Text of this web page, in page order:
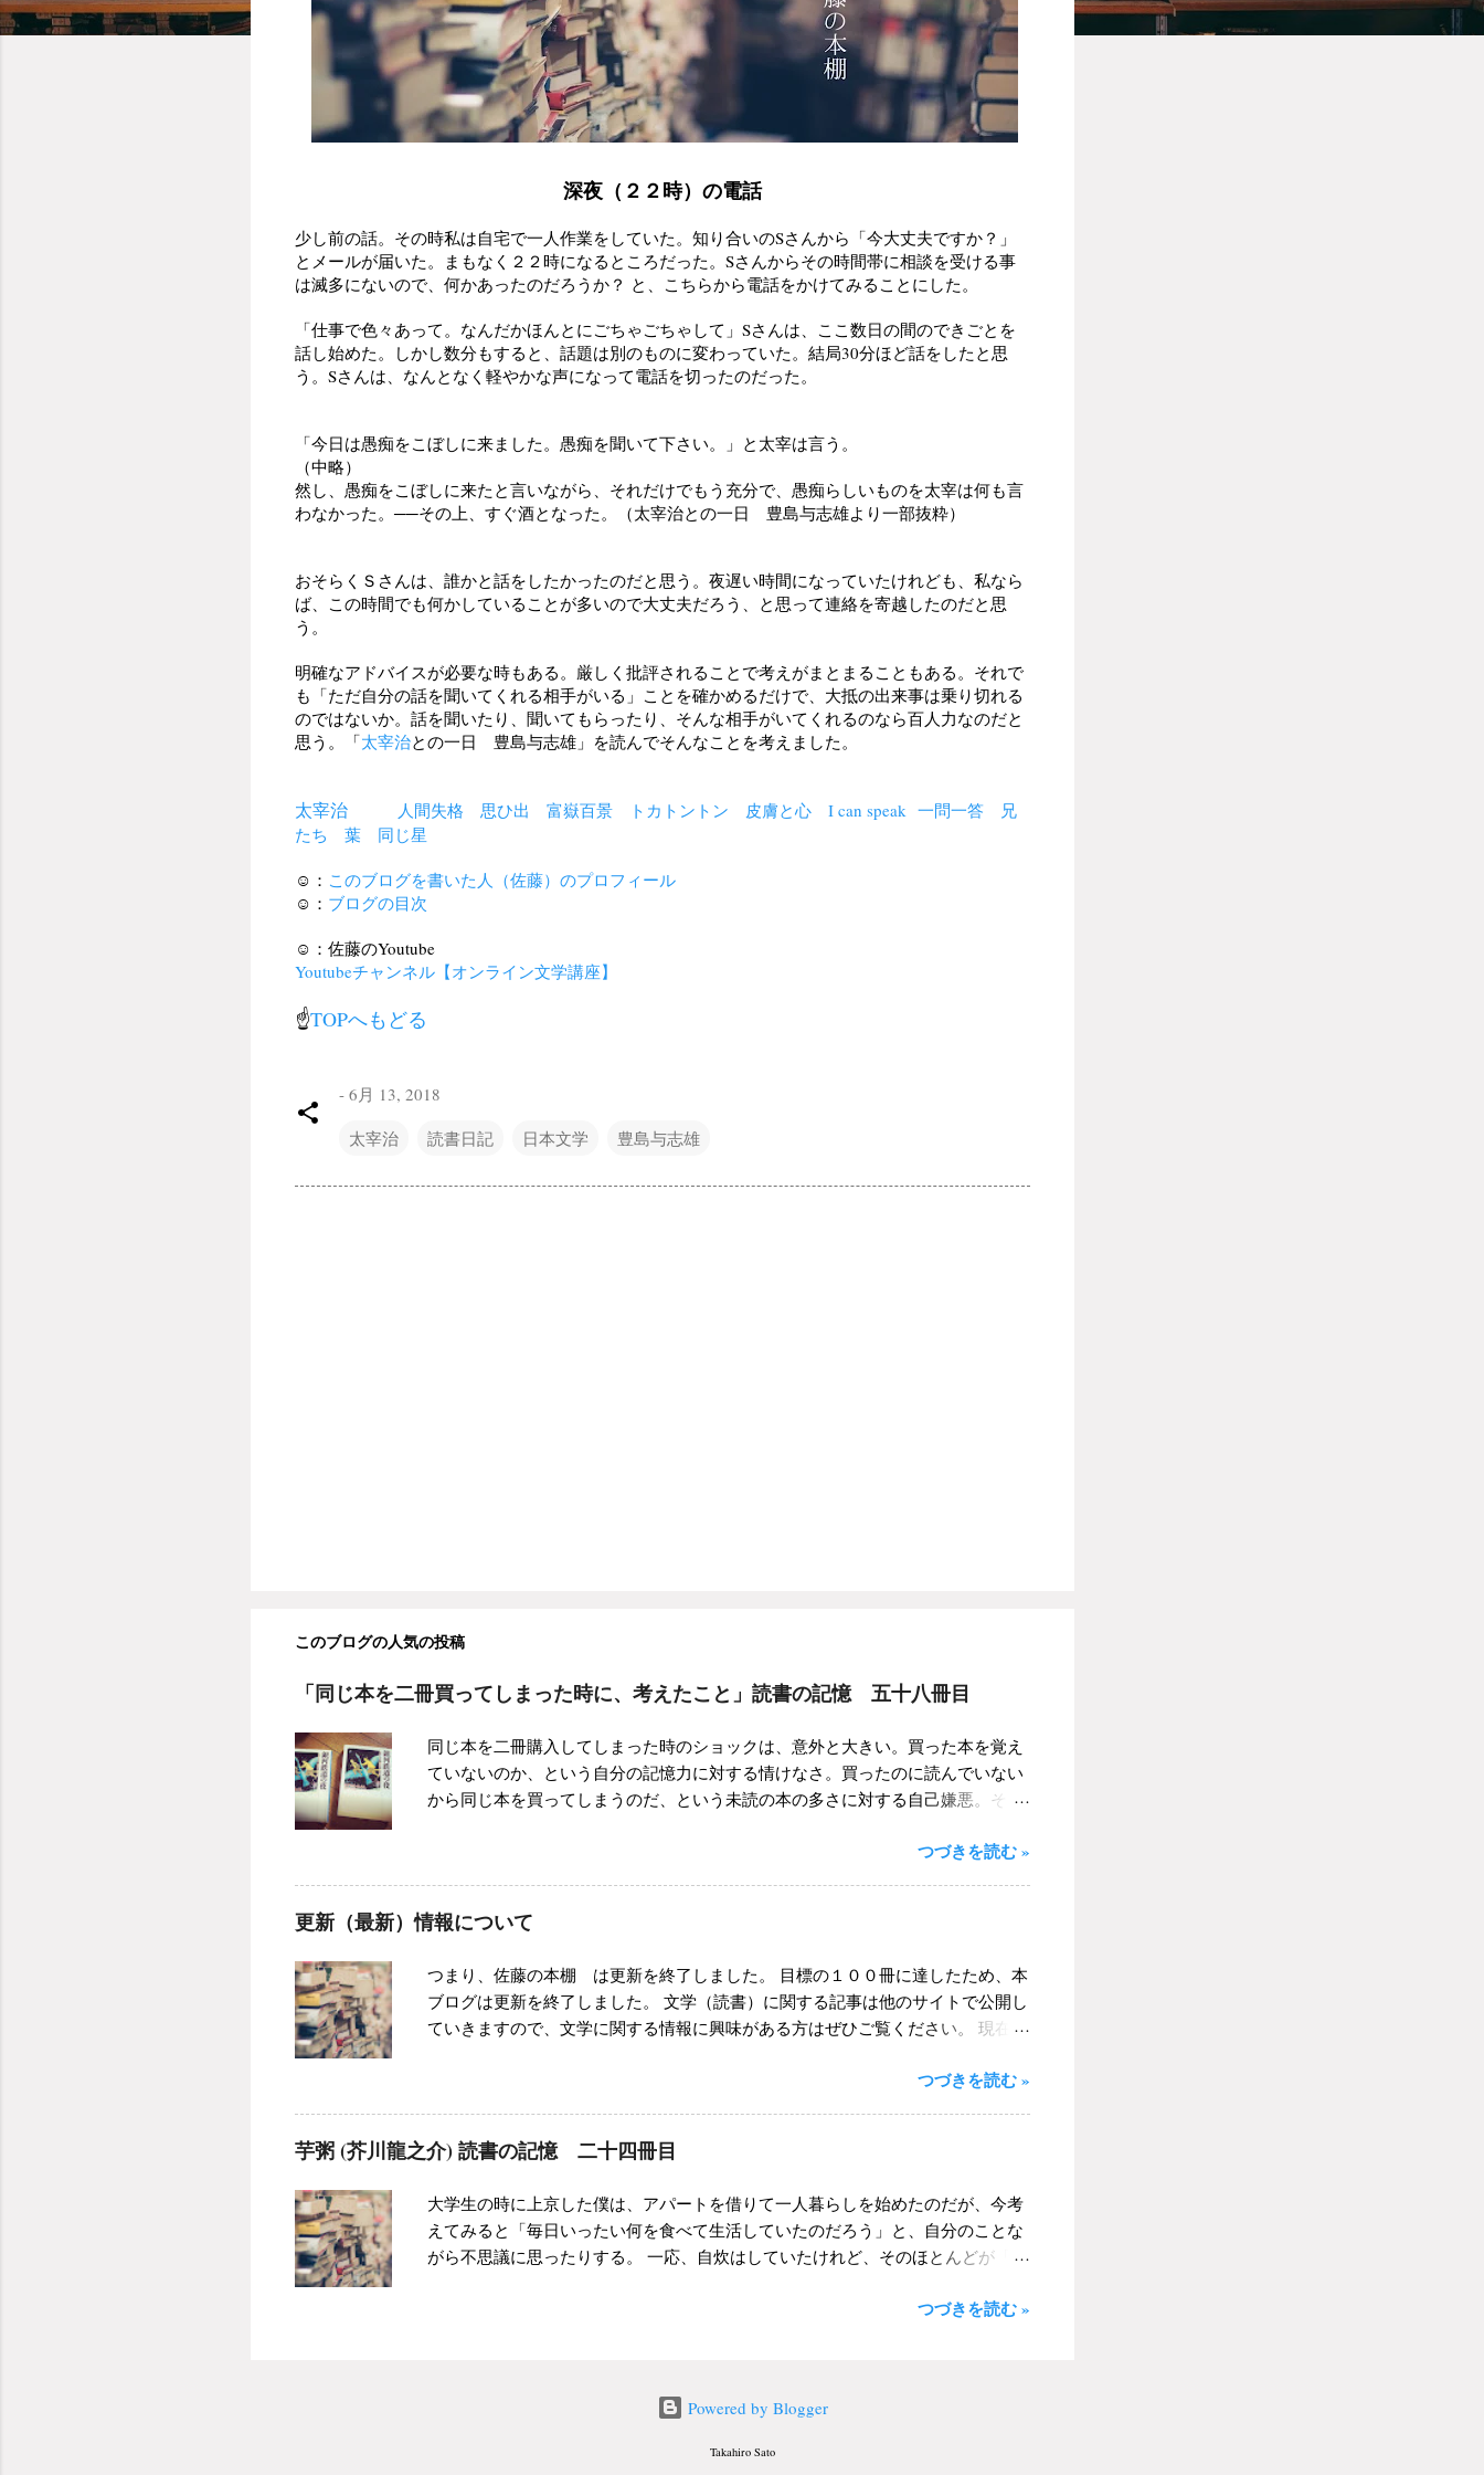
深夜（２２時）の電話
少し前の話。その時私は自宅で一人作業をしていた。知り合いのSさんから「今大丈夫ですか？」
とメールが届いた。まもなく２２時になるところだった。Sさんからその時間帯に相談を受ける事
は滅多にないので、何かあったのだろうか？ と、こちらから電話をかけてみることにした。
「仕事で色々あって。なんだかほんとにごちゃごちゃして」 Sさんは、ここ数日の間のできごとを
話し始めた。しかし数分もすると、話題は別のものに変わっていた。結局30分ほど話をしたと思
う。Sさんは、なんとなく軽やかな声になって電話を切ったのだった。
「今日は愚痴をこぼしに来ました。愚痴を聞いて下さい。」と太宰は言う。
（中略）
然し、愚痴をこぼしに来たと言いながら、それだけでもう充分で、愚痴らしいものを太宰は何も言
わなかった。──その上、すぐ酒となった。
（太宰治との一日 豊島与志雄より一部抜粋）
おそらくＳさんは、誰かと話をしたかったのだと思う。夜遅い時間になっていたけれども、私なら
ば、この時間でも何かしていることが多いので大丈夫だろう、と思って連絡を寄越したのだと思
う。
明確なアドバイスが必要な時もある。厳しく批評されることで考えがまとまることもある。それで
も「ただ自分の話を聞いてくれる相手がいる」ことを確かめるだけで、大抵の出来事は乗り切れる
のではないか。 話を聞いたり、聞いてもらったり、そんな相手がいてくれるのなら百人力なのだと
思う。
「太宰治との一日 豊島与志雄」を読んでそんなことを考えました。
太宰治 人間失格 思ひ出 富嶽百景 トカトントン 皮膚と心 I can speak 一問一答
兄
たち
葉 同じ星
☺： このブログを書いた人（佐藤）のプロフィール
☺： ブログの目次
☺：佐藤のYoutube
Youtubeチャンネル【オンライン文学講座】
☝TOPへもどる
- 6月 13, 2018
太宰治
読書日記 日本文学 豊島与志雄
このブログの人気の投稿
「同じ本を二冊買ってしまった時に、考えたこと」読書の記憶 五十八冊目
同じ本を二冊購入してしまった時のショックは、意外と大きい。買った本を覚え
ていないのか、という自分の記憶力に対する情けなさ。買ったのに読んでいない
から同じ本を買ってしまうのだ、という未読の本の多さに対する自己嫌悪。そも
か、と物欲の強さに対する自己批判。そんなあれこれが混ざり合って、わりと大
買った本を、古本屋で買う 大きくわけて、この二つに分類される。 １）の場合
のも束の間、自宅で同じ本を発見してダメージを受けるというパターンである。
２）の場合は「これは確か、すでに古本で購入したような気もするが・・・ま
あ、ダブッても安いからいいか」と、自分の曖昧な記憶に挑戦して破れるパター
が、古本の場合は次回の来店時まで売れ残っている保証はないので、一か八かで
勝負を挑んでしまうわけである。そして、みごとに負けてしまいダメージが蓄積
していくのである。 しかし最近では「もし売り切れても、それは縁がなかったと
ため、ほとんど同じ本を買うことはなかった。実際に、次回に来店した時に売り
切れていたとしても「仕方がない」とあっさりと諦めることもできるようになっ
てきた。 これはおそらく、年齢を重ねることで「手に入らないことによる悲しみ
の方が多いんだよ」と、経験から学んだ人生哲学のようなものが確立してきたか
てきたようにも感じるのだ。そう考えると、全体ではプラスマイナスでゼロにな
つづきを読む »
更新（最新）情報について
つまり、佐藤の本棚 は更新を終了しました。 目標の１００冊に達したため、本
ブログは更新を終了しました。 文学（読書）に関する記事は他のサイトで公開し
ていきますので、文学に関する情報に興味がある方はぜひご覧ください。 現在、
書・旅日記など。 ☺ Youtube【佐藤ゼミ オンライン文学講座】 Youtubeで配信
は漠然と、「加筆修正して電子書籍にまとめてみようか」などと考えています
えています。 ☺ 佐藤への問い合わせは、こちらから。 ☝ TOPへもどる ☝ このブ
ログの目次
つづきを読む »
芋粥 (芥川龍之介) 読書の記憶 二十四冊目
大学生の時に上京した僕は、アパートを借りて一人暮らしを始めたのだが、今考
えてみると「毎日いったい何を食べて生活していたのだろう」と、自分のことな
がら不思議に思ったりする。 一応、自炊はしていたけれど、そのほとんどが「麺
ンして、卵やベーコンを焼いたり、コロッケを買ってきたりして食事を済ませて
と、毎回思っていたような気がする。そして不思議なことに「よし、今日は三人
つづきを読む »
Powered by Blogger
Takahiro Sato